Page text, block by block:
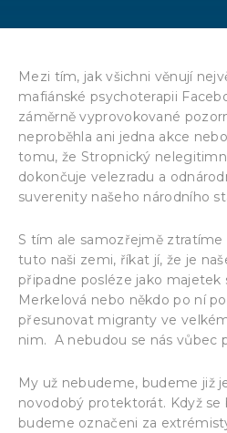
Mezi tím, jak všichni věnují
mafiánské psychoterapii
záměrně vyprovokované
neproběhla ani jedna akce
tomu, že Stropnický
dokončuje velezradu a
suverenity našeho národního
S tím ale samozřejmě ztratíme
tuto naši zemi, říkat jí, že je
připadne posléze jako
Merkelová nebo někdo po ní
přesunovat migranty ve
nim. A nebudou se nás vůbec
My už nebudeme, budeme již
novodobý protektorát. Když
budeme označeni za